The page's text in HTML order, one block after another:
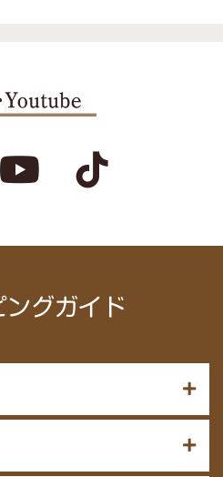
ングガイド